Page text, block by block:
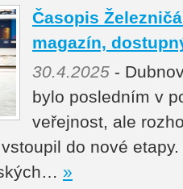
Časopis
magazín,
30.4.2025 -
bylo posledním v
veřejnost, ale
do nové
»